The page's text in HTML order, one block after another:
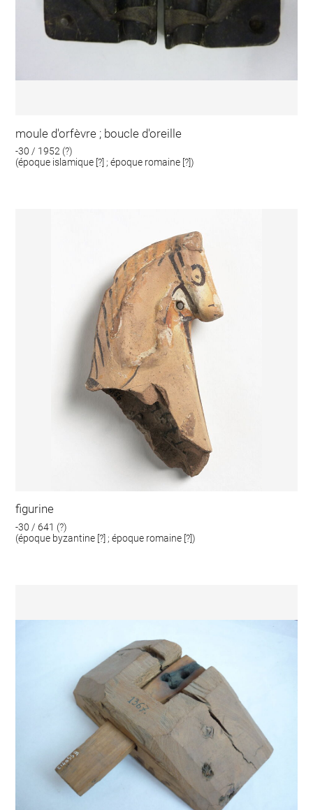
moule d'orfèvre ; boucle d'oreille
-30 / 1952 (?)
(époque islamique [?] ; époque romaine [?])
figurine
-30 / 641 (?)
(époque byzantine [?] ; époque romaine [?])